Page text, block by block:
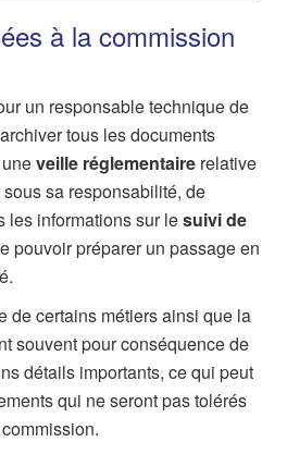
à la commission
un responsable technique de
tous les documents
veille réglementaire relative
sa responsabilité, de
les informations sur lesuivi de
pouvoir préparer un passage en
de certains métiers ainsi que la
souvent pour conséquence de
détails importants, ce qui peut
qui ne seront pas tolérés